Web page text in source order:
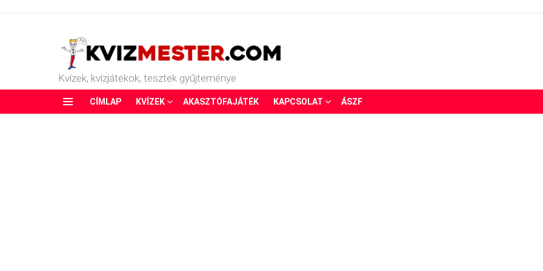
Kvízek, kvízjátékok, tesztek gyűjteménye
CÍMLAP KVÍZEK AKASZTÓFAJÁTÉK KAPCSOLAT ÁSZF